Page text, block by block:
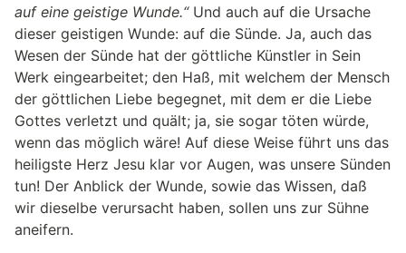
auf eine geistige Wunde.“Und auch auf die Ursache
dieser geistigen Wunde: auf die Sünde. Ja, auch das
Wesen der Sünde hat der göttliche Künstler in Sein
Werk eingearbeitet; den Haß, mit welchem der Mensch
der göttlichen Liebe begegnet, mit dem er die Liebe
Gottes verletzt und quält; ja, sie sogar töten würde,
wenn das möglich wäre! Auf diese Weise führt uns das
heiligste Herz Jesu klar vor Augen, was unsere Sünden
tun! Der Anblick der Wunde, sowie das Wissen, daß
wir dieselbe verursacht haben, sollen uns zur Sühne
aneifern.